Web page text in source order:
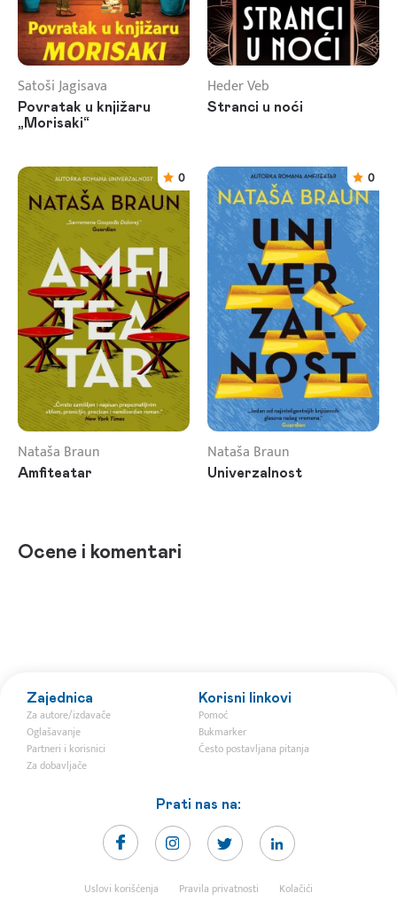
Satoši Jagisava
Povratak u knjižaru
„Morisaki“
Heder Veb
Stranci u noći
0
Nataša Braun
Amfiteatar
0
Nataša Braun
Univerzalnost
Ocene i komentari
Zajednica
Za autore/izdavače
Oglašavanje
Partneri i korisnici
Za dobavljače
Korisni linkovi
Pomoć
Bukmarker
Često postavljana pitanja
Prati nas na:
Uslovi korišćenja Pravila privatnosti Kolačići